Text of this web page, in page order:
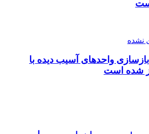
نشده
بازسازی واحدهای آسیب دیده با
شده است